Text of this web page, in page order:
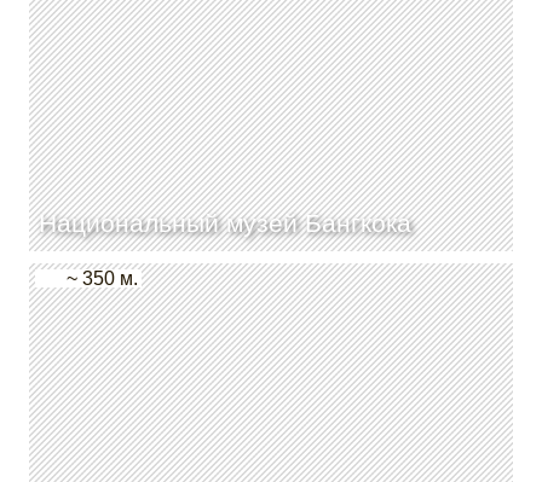
Национальный музей Бангкока
~ 350 м.